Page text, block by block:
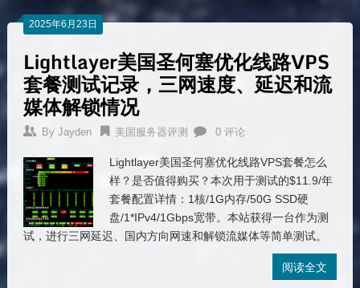
2025年6月23日
Lightlayer美国圣何塞优化线路VPS
套餐测试记录，三网速度、延迟和流
媒体解锁情况
By Jayden 美国服务器评测 0 评论
Lightlayer美国圣何塞优化线路VPS套餐怎么
样？是否值得购买？本次用于测试的$11.9/年
套餐配置详情：1核/1G内存/50G SSD硬
盘/1*IPv4/1Gbps宽带。本站获得一台作为测
试，进行三网延迟、国内方向网速和解锁流媒体等简单测试。
阅读全文